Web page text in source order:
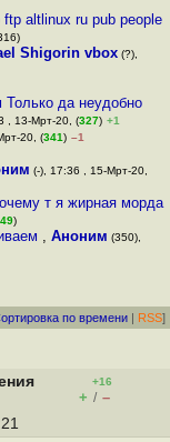
altlinux ru pub people
Shigorin vbox(?),
да неудобно
, 13-Мрт-20, (327) +1
20, (341) –1
(-), 17:36 , 15-Мрт-20,
т я жирная морда
)
,Аноним (350),
по времени | RSS]
+16
+ / –